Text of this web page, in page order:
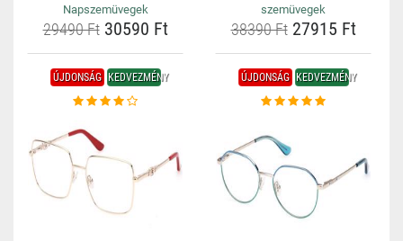
Napszemüvegek
29490 Ft30590 Ft
szemüvegek
38390 Ft27915 Ft
ÚJDONSÁG KEDVEZMÉNY ÚJDONSÁG KEDVEZMÉNY